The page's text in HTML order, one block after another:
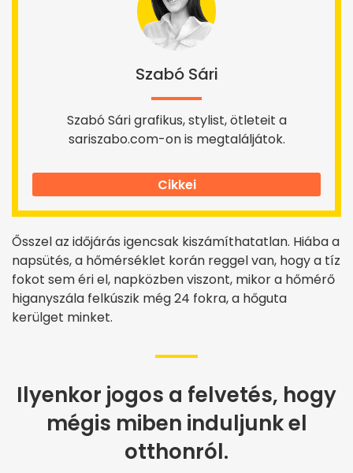
Szabó Sári
Szabó Sári grafikus, stylist, ötleteit a
sariszabo.com-on is megtaláljátok.
Cikkei
Ősszel az időjárás igencsak kiszámíthatatlan. Hiába a
napsütés, a hőmérséklet korán reggel van, hogy a tíz
fokot sem éri el, napközben viszont, mikor a hőmérő
higanyszála felkúszik még 24 fokra, a hőguta
kerülget minket.
Ilyenkor jogos a felvetés, hogy
mégis miben induljunk el
otthonról.